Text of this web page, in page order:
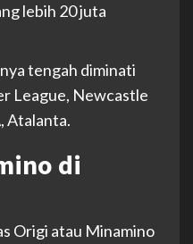
lebih 20 juta
tengah diminati
League, Newcastle
Atalanta.
di
Origi atau Minamino